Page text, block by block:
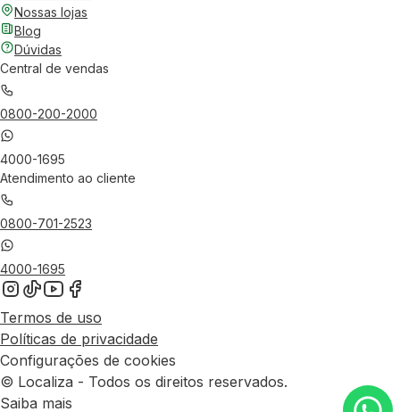
Nossas lojas
Blog
Dúvidas
Central de vendas
0800-200-2000
4000-1695
Atendimento ao cliente
0800-701-2523
4000-1695
Termos de uso
Políticas de privacidade
Configurações de cookies
© Localiza - Todos os direitos reservados.
Saiba mais